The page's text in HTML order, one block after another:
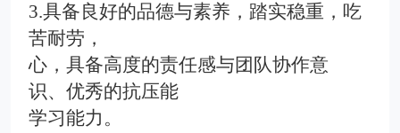
3.具备良好的品德与素养，踏实稳重，吃
苦耐劳，
心，具备高度的责任感与团队协作意
识、优秀的抗压能
学习能力。